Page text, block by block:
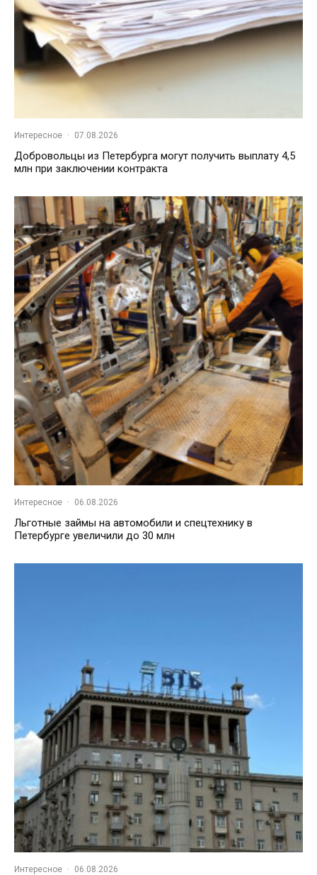
Интересное · 07.08.2026
Добровольцы из Петербурга могут получить выплату 4,5
млн при заключении контракта
Интересное · 06.08.2026
Льготные займы на автомобили и спецтехнику в
Петербурге увеличили до 30 млн
Интересное · 06.08.2026